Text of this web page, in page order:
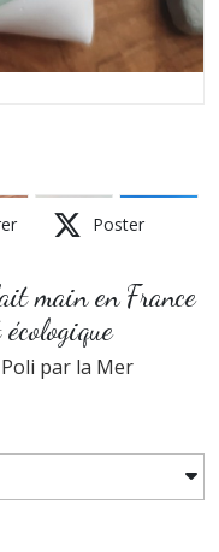
Poster
main en France
par la Mer